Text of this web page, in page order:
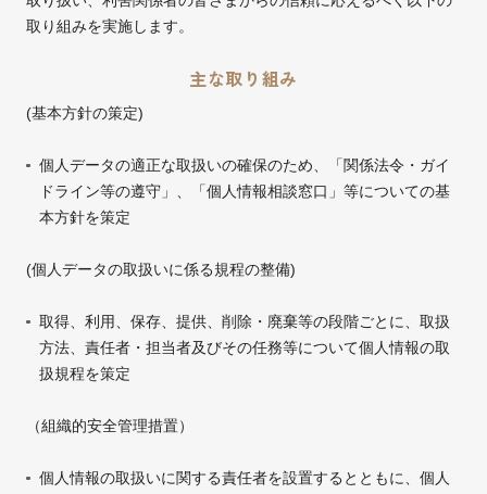
取り組みを実施します。
主な取り組み
(基本方針の策定)
個人データの適正な取扱いの確保のため、「関係法令・ガイ
ドライン等の遵守」、「個人情報相談窓口」等についての基
本方針を策定
(個人データの取扱いに係る規程の整備)
取得、利用、保存、提供、削除・廃棄等の段階ごとに、取扱
方法、責任者・担当者及びその任務等について個人情報の取
扱規程を策定
（組織的安全管理措置）
個人情報の取扱いに関する責任者を設置するとともに、個人